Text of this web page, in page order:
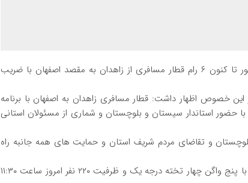
مديركل راه آهن جنوب شرق گفت: از ابتداي شهريور تا كنون ۶ رام قطار مسافري از زاهدان به مقصد اصفهان با ضريب
اين خصوص اظهار داشت: قطار مسافري زاهدان به اصفهان با برنامه
حضور استاندار سيستان و بلوچستان و شماري از مسئولان استاني
و تقاضاي مردم شريف استان و حمايت هاي همه جانبه راه
وي بيان كرد: ششمين رام قطار زاهدان به اصفهان با پنج واگن چهار تخته درجه يك و ظرفيت ۲۲۰ نفر امروز ساعت ۱۱:۳۰